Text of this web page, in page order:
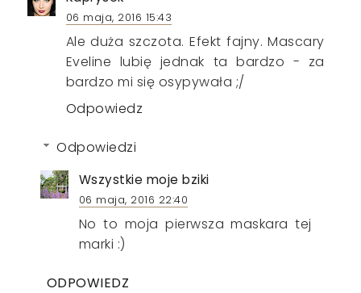
06 maja, 2016 15:43
Ale duża szczota. Efekt fajny. Mascary
Eveline lubię jednak ta bardzo - za
bardzo mi się osypywała ;/
Odpowiedz
Odpowiedzi
Wszystkie moje bziki
06 maja, 2016 22:40
No to moja pierwsza maskara tej
marki :)
ODPOWIEDZ